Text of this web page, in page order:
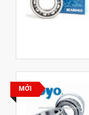
MỚI